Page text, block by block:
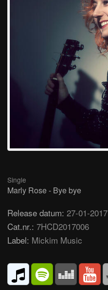
Single
Marly Rose - Bye bye
Release datum: 27-01-2017
Cat.nr.: 7HCD2017006
Label: Mickim Music